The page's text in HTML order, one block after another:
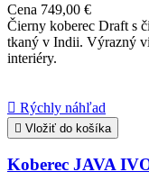
Cena 749,00 €
Čierny koberec Draft s
tkaný v Indii. Výrazný
interiéry.
 Rýchly náhľad
 Vložiť do košíka
Koberec JAVA